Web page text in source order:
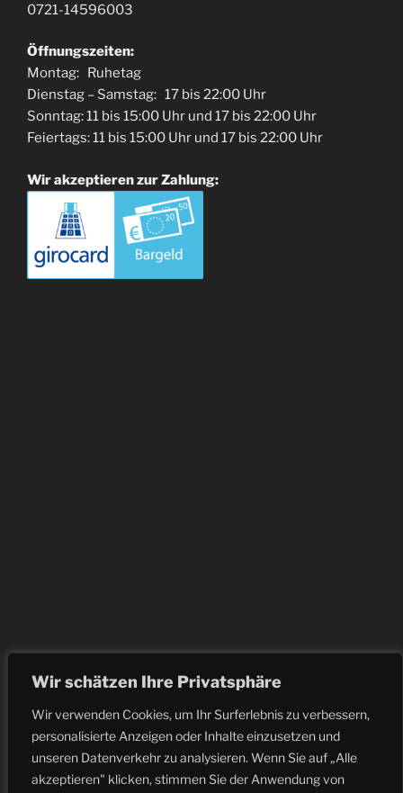
Wir schätzen Ihre Privatsphäre
Wir verwenden Cookies, um Ihr Surferlebnis zu verbessern,
personalisierte Anzeigen oder Inhalte einzusetzen und
unseren Datenverkehr zu analysieren. Wenn Sie auf „Alle
akzeptieren" klicken, stimmen Sie der Anwendung von
0721-14596003
Öffnungszeiten:
Montag: Ruhetag
Dienstag – Samstag: 17 bis 22:00 Uhr
Sonntag: 11 bis 15:00 Uhr und 17 bis 22:00 Uhr
Feiertags: 11 bis 15:00 Uhr und 17 bis 22:00 Uhr
Wir akzeptieren zur Zahlung:
FacebookInstagram
E-